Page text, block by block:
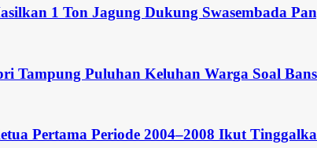
1 Ton Jagung Dukung Swasembada
Tampung Puluhan Keluhan Warga Soal
Pertama Periode 2004–2008 Ikut